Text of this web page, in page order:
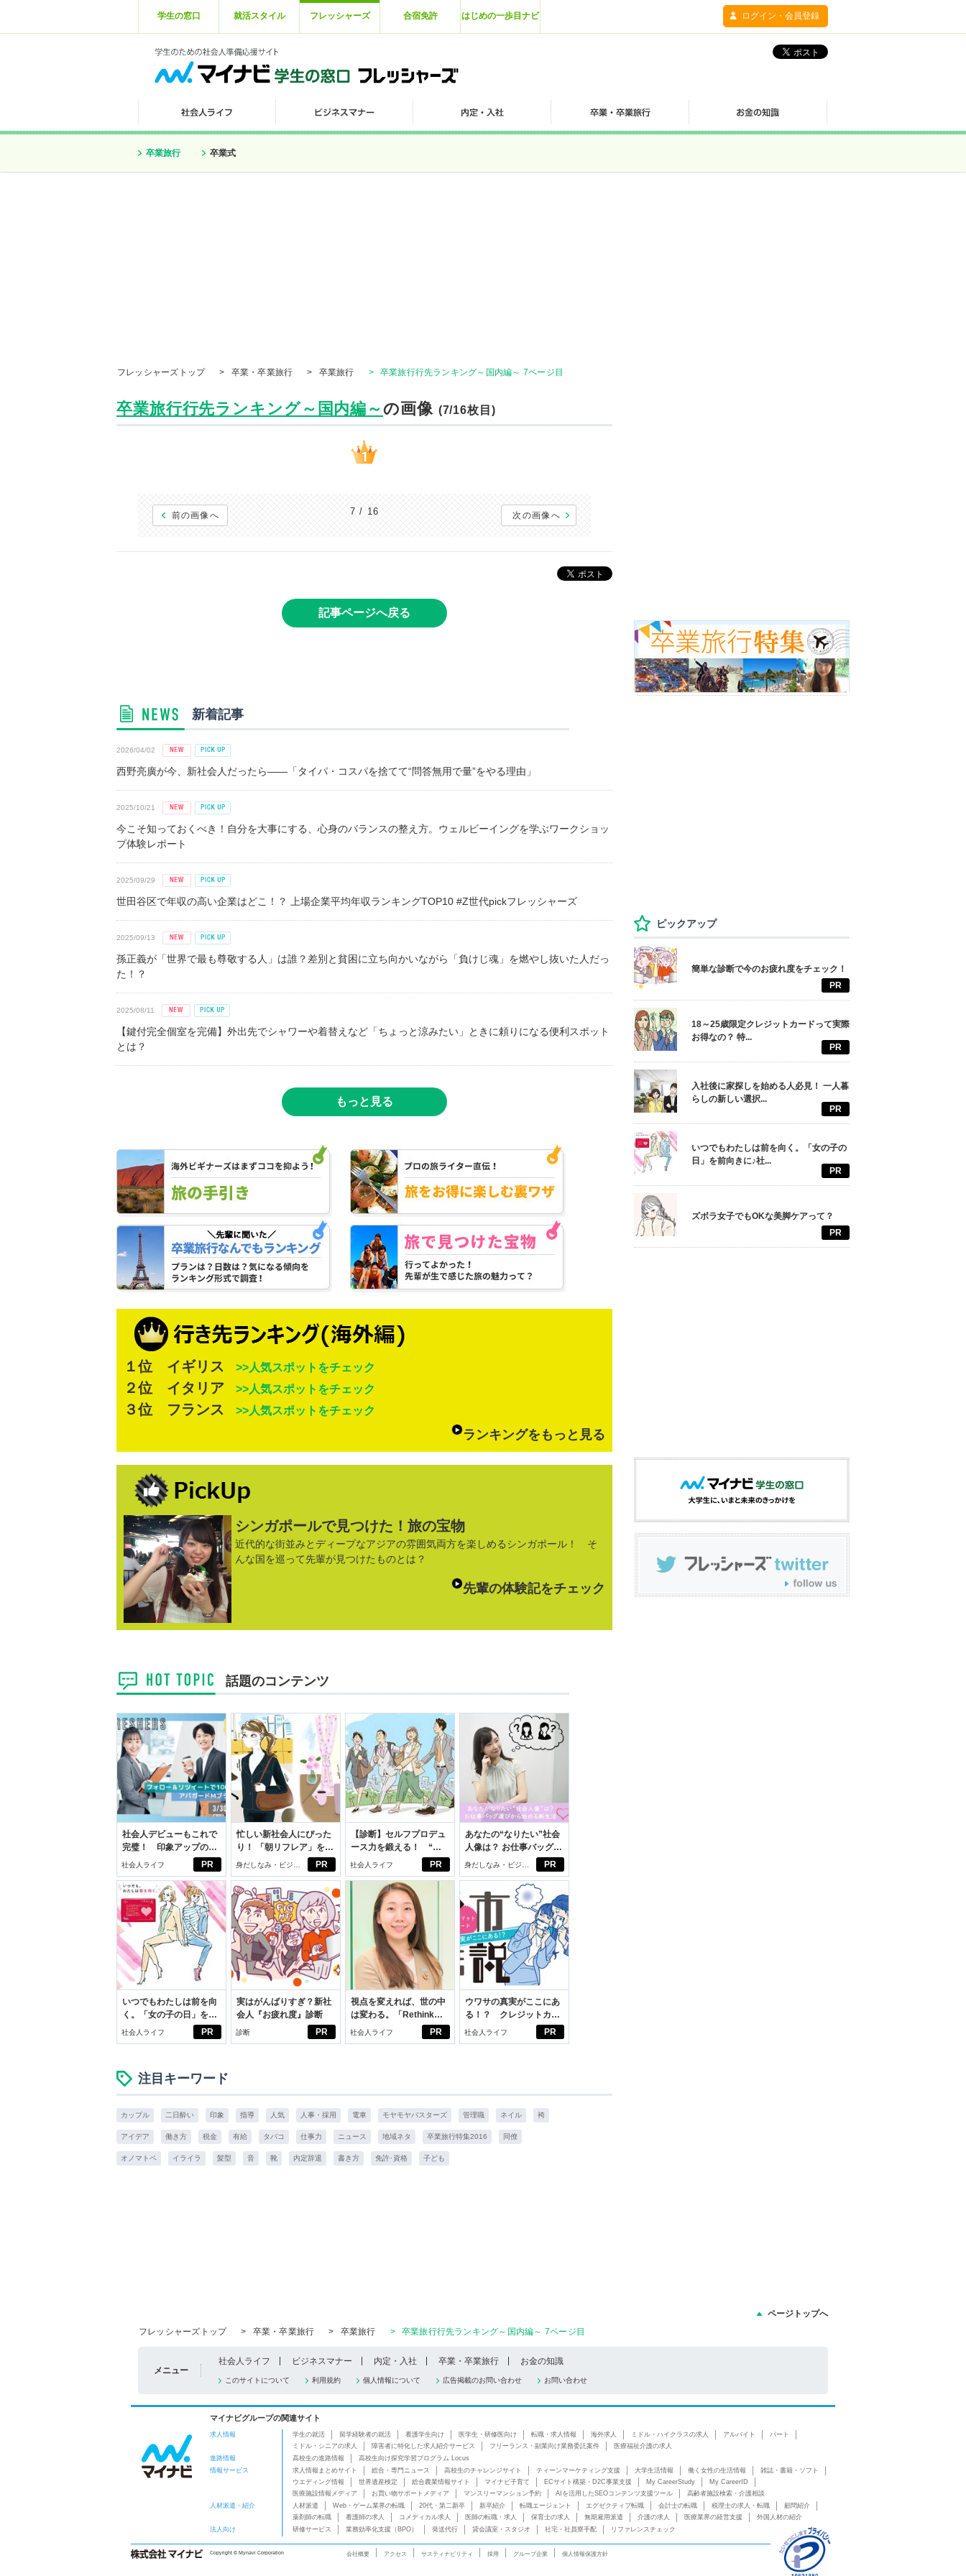
学生の窓口 就活スタイル フレッシャーズ 合宿免許 はじめの一歩目ナビ ログイン・会員登録
卒業旅行 卒業式
フレッシャーズトップ > 卒業・卒業旅行 > 卒業旅行 > 卒業旅行行先ランキング～国内編～ 7ページ目
卒業旅行行先ランキング～国内編～ の画像 (7/16枚目)
前の画像へ 7 / 16 次の画像へ
記事ページへ戻る
新着記事
2026/04/02
西野亮廣が今、新社会人だったら――「タイパ・コスパを捨てて“問答無用で量”をやる理由」
2025/10/21
今こそ知っておくべき！自分を大事にする、心身のバランスの整え方。ウェルビーイングを学ぶワークショッ
プ体験レポート
2025/09/29
世田谷区で年収の高い企業はどこ！？ 上場企業平均年収ランキングTOP10 #Z世代pickフレッシャーズ
2025/09/13
孫正義が「世界で最も尊敬する人」は誰？差別と貧困に立ち向かいながら「負けじ魂」を燃やし抜いた人だっ
た！？
2025/08/11
【鍵付完全個室を完備】外出先でシャワーや着替えなど「ちょっと涼みたい」ときに頼りになる便利スポット
とは？
もっと見る
１位 イギリス >>人気スポットをチェック
２位 イタリア >>人気スポットをチェック
３位 フランス >>人気スポットをチェック
ランキングをもっと見る
シンガポールで見つけた！旅の宝物
近代的な街並みとディープなアジアの雰囲気両方を楽しめるシンガポール！ そ
んな国を巡って先輩が見つけたものとは？
先輩の体験記をチェック
話題のコンテンツ
PR
社会人デビューもこれで
完璧！ 印象アップのセ
ルフプロデュース術
社会人ライフ PR
忙しい新社会人にぴった
り！ 「朝リフレア」をは
じめよう。しっかりニオ
イケアして24時間快適。
身だしなみ・ビジネ
スアイテム
PR
【診断】セルフプロデュ
ース力を鍛える！ “ジ
ブン観”診断
社会人ライフ PR
あなたの“なりたい”社会
人像は？ お仕事バッグ選
びから始める新生活
身だしなみ・ビジネ
スアイテム
PR
いつでもわたしは前を向
く。「女の子の日」を前
向きに♪社会人エリ・大
社会人ライフ PR
実はがんばりすぎ？新社
会人『お疲れ度』診断
診断 PR
視点を変えれば、世の中
は変わる。「Rethink
PROJECT」がつたえた
社会人ライフ PR
ウワサの真実がここにあ
る！？ クレジットカー
ドの都市伝説
社会人ライフ
注目キーワード
カップル 二日酔い 印象 指導 人気 人事・採用 電車 モヤモヤバスターズ 管理職 ネイル 袴
アイデア 働き方 税金 有給 タバコ 仕事力 ニュース 地域ネタ 卒業旅行特集2016 同僚
オノマトペ イライラ 髪型 音 靴 内定辞退 書き方 免許･資格 子ども
ピックアップ
簡単な診断で今のお疲れ度をチェック！
PR
18～25歳限定クレジットカードって実際
お得なの？ 特...
PR
入社後に家探しを始める人必見！ 一人暮
らしの新しい選択...
PR
いつでもわたしは前を向く。「女の子の
日」を前向きに♪社...
PR
ズボラ女子でもOKな美脚ケアって？
PR
ページトップへ
フレッシャーズトップ
> 卒業・卒業旅行 > 卒業旅行 > 卒業旅行行先ランキング～国内編～ 7ページ目
メニュー
社会人ライフ ビジネスマナー 内定・入社 卒業・卒業旅行 お金の知識
このサイトについて 利用規約 個人情報について 広告掲載のお問い合わせ お問い合わせ
マイナビグループの関連サイト
求人情報 学生の就活 留学経験者の就活 看護学生向け 医学生・研修医向け 転職・求人情報 海外求人 ミドル・ハイクラスの求人 アルバイト
パート
ミドル・シニアの求人
障害者に特化した求人紹介サービス フリーランス・副業向け業務委託案件
医療福祉介護の求人
進路情報
高校生の進路情報
高校生向け探究学習プログラム Locus
情報サービス
求人情報まとめサイト 総合・専門ニュース 高校生のチャレンジサイト ティーンマーケティング支援 大学生活情報 働く女性の生活情報
雑誌・書籍・ソフト
ウエディング情報
世界遺産検定 総合農業情報サイト マイナビ子育て ECサイト構築・D2C事業支援 My CareerStudy
My CareerID
医療施設情報メディア
お買い物サポートメディア マンスリーマンション予約 AIを活用したSEOコンテンツ支援ツール
高齢者施設検索・介護相談
人材派遣・紹介
人材派遣 Web・ゲーム業界の転職 20代・第二新卒 新卒紹介 転職エージェント エグゼクティブ転職 会計士の転職 税理士の求人・転職
顧問紹介
薬剤師の転職
看護師の求人 コメディカル求人 医師の転職・求人 保育士の求人 無期雇用派遣 介護の求人 医療業界の経営支援
外国人材の紹介
法人向け
研修サービス 業務効率化支援（BPO） 発送代行 貸会議室・スタジオ 社宅・社員寮手配 リファレンスチェック
Copyright © Mynavi Corporation 会社概要 アクセス サスティナビリティ 採用 グループ企業 個人情報保護方針